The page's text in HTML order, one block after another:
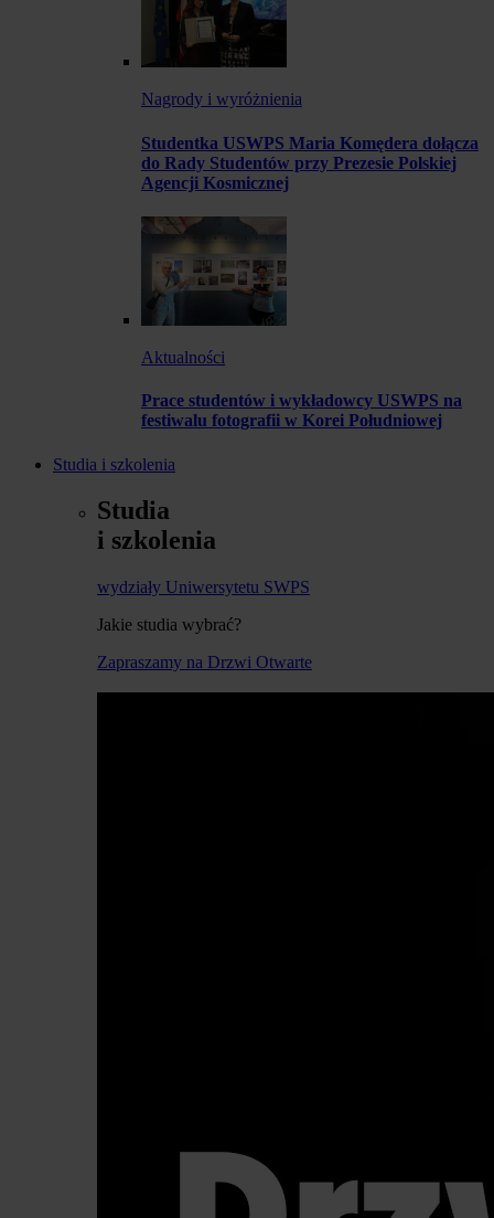
Nagrody i wyróżnienia
Studentka USWPS Maria Komędera dołącza
do Rady Studentów przy Prezesie Polskiej
Agencji Kosmicznej
Aktualności
Prace studentów i wykładowcy USWPS na
festiwalu fotografii w Korei Południowej
Studia i szkolenia
Studia
i szkolenia
wydziały Uniwersytetu SWPS
Jakie studia wybrać?
Zapraszamy na Drzwi Otwarte